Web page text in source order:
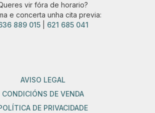
vir fóra de horario?
e concerta unha cita previa:
889 015| 621 685 041
AVISO LEGAL
CONDICIÓNS DE VENDA
DE PRIVACIDADE